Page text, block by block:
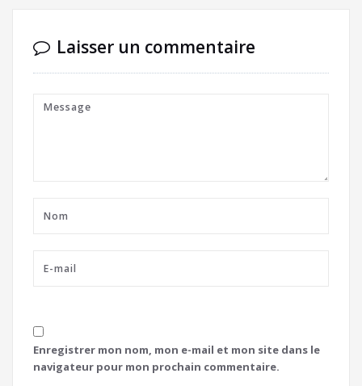
Laisser un commentaire
Enregistrer mon nom, mon e-mail et mon site dans le
navigateur pour mon prochain commentaire.